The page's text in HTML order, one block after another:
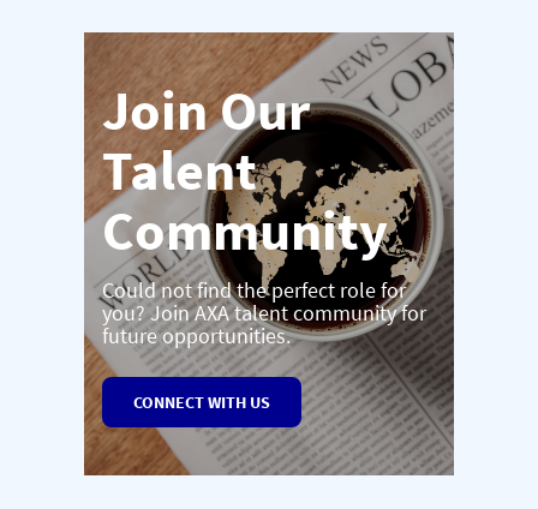
Join Our
Talent
Community
Could not find the perfect role for
you? Join AXA talent community for
future opportunities.
CONNECT WITH US